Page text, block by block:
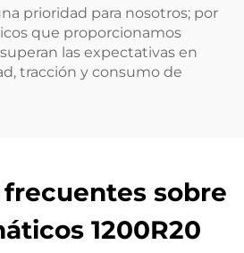
prioridad para nosotros; por
que proporcionamos
las expectativas en
tracción y consumo de
sobre
1200R20